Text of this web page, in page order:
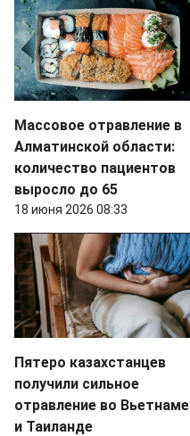
Массовое отравление в
Алматинской области:
количество пациентов
выросло до 65
18 июня 2026 08:33
Пятеро казахстанцев
получили сильное
отравление во Вьетнаме
и Таиланде